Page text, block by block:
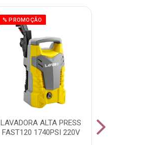
% PROMOÇÃO
LAVADORA ALTA PRESS
FAST120 1740PSI 220V